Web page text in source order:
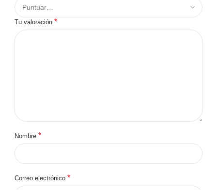
Tu valoración *
Nombre *
Correo electrónico *